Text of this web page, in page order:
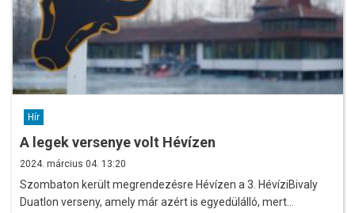
Hír
A legek versenye volt Hévízen
2024. március 04. 13:20
Szombaton került megrendezésre Hévízen a 3. HévíziBivaly
Duatlon verseny, amely már azért is egyedülálló, mert…